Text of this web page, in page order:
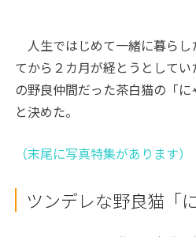
人生ではじめて一緒に暮らし
てから２カ月が経とうとして
の野良仲間だった茶白猫の「
と決めた。
（末尾に写真特集があります）
ツンデレな野良猫「